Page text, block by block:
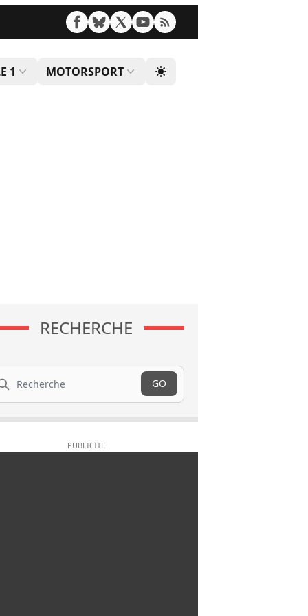
1 MOTORSPORT
RECHERCHE
GO